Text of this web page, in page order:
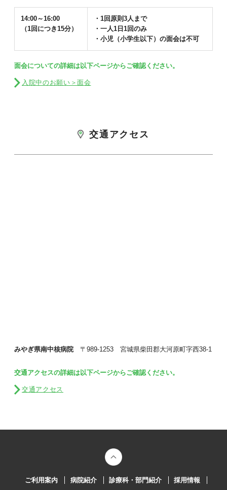
14:00～16:00
（1回につき15分）
・1回原則3人まで
・一人1日1回のみ
・小児（小学生以下）の面会は不可
面会についての詳細は以下ページからご確認ください。
入院中のお願い＞面会
交通アクセス
みやぎ県南中核病院 〒989-1253 宮城県柴田郡大河原町字西38-1
交通アクセスの詳細は以下ページからご確認ください。
交通アクセス
ご利用案内 病院紹介 診療科・部門紹介 採用情報